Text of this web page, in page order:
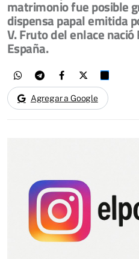
matrimonio fue posible
dispensa papal emitida
V. Fruto del enlace nació
España.
Agregar a Google